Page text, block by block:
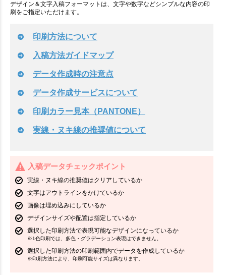
デザイン＆文字入稿フォーマットは、文字や数字などシンプルな内容の印
刷をご指定いただけます。
印刷方法について
入稿方法ガイドマップ
データ作成時の注意点
データ作成サービスについて
印刷カラー見本（PANTONE）
実線・ヌキ線の推奨値について
入稿データチェックポイント
実線・ヌキ線の推奨値はクリアしているか
文字はアウトラインをかけているか
画像は埋め込みにしているか
デザインサイズや配置は指定しているか
選択した印刷方法で表現可能なデザインになっているか
※1色印刷では、多色・グラデーション表現はできません。
選択した印刷方法の印刷範囲内でデータを作成しているか
※印刷方法により、印刷可能サイズは異なります。